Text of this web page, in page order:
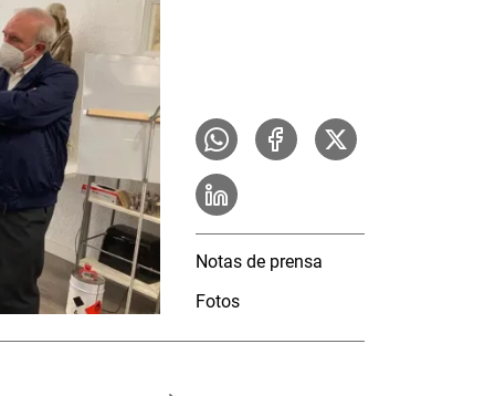
Notas de prensa
Fotos